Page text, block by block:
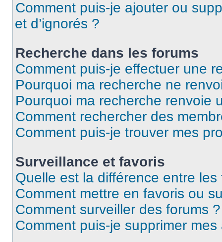
Comment puis-je ajouter ou
et d’ignorés ?
Recherche dans les forums
Comment puis-je effectuer une
Pourquoi ma recherche ne
Pourquoi ma recherche renvoie
Comment rechercher des
Comment puis-je trouver mes
Surveillance et favoris
Quelle est la différence entre
Comment mettre en favoris ou
Comment surveiller des forums ?
Comment puis-je supprimer